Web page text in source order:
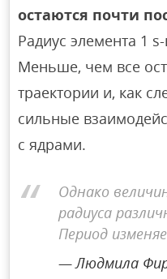
остаются почти
Радиус элемента 1
Меньше, чем все
траектории и, как
сильные
с ядрами.
Однако
радиуса
Период
Людмила